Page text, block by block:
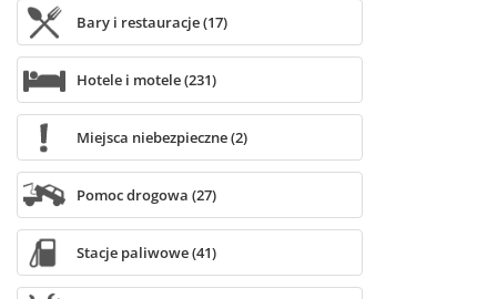
Bary i restauracje (17)
Hotele i motele (231)
Miejsca niebezpieczne (2)
Pomoc drogowa (27)
Stacje paliwowe (41)